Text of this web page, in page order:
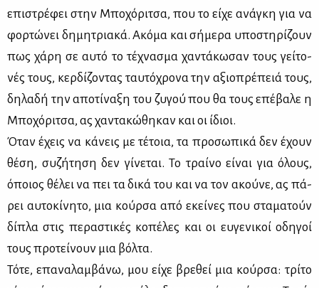
επι­στρέ­φει στην Μπο­χό­ρι­τσα, που το εί­χε ανά­γκη για να
φορ­τώ­νει δη­μη­τρια­κά. Ακό­μα και σή­με­ρα υπο­στη­ρί­ζουν
πως χά­ρη σε αυ­τό το τέ­χνα­σμα χα­ντά­κω­σαν τους γεί­το­
νές τους, κερ­δί­ζο­ντας ταυ­τό­χρο­να την αξιο­πρέ­πειά τους,
δη­λα­δή την απο­τί­να­ξη του ζυ­γού που θα τους επέ­βα­λε η
Μπο­χό­ρι­τσα, ας χα­ντα­κώ­θη­καν και οι ίδιοι.
Όταν έχεις να κά­νεις με τέ­τοια, τα προ­σω­πι­κά δεν έχουν
θέ­ση, συ­ζή­τη­ση δεν γί­νε­ται. Το τραί­νο εί­ναι για όλους,
όποιος θέ­λει να πει τα δι­κά του και να τον ακού­νε, ας πά­
ρει αυ­το­κί­νη­το, μια κούρ­σα από εκεί­νες που στα­μα­τούν
δί­πλα στις πε­ρα­στι­κές κο­πέ­λες και οι ευ­γε­νι­κοί οδη­γοί
τους προ­τεί­νουν μια βόλ­τα.
Τό­τε, επα­να­λαμ­βά­νω, μου εί­χε βρε­θεί μια κούρ­σα: τρί­το